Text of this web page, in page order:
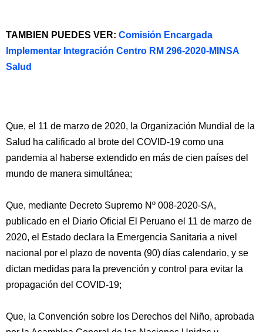
TAMBIEN PUEDES VER: Comisión Encargada
Implementar Integración Centro RM 296-2020-MINSA
Salud
Que, el 11 de marzo de 2020, la Organización Mundial de la
Salud ha calificado al brote del COVID-19 como una
pandemia al haberse extendido en más de cien países del
mundo de manera simultánea;
Que, mediante Decreto Supremo Nº 008-2020-SA,
publicado en el Diario Oficial El Peruano el 11 de marzo de
2020, el Estado declara la Emergencia Sanitaria a nivel
nacional por el plazo de noventa (90) días calendario, y se
dictan medidas para la prevención y control para evitar la
propagación del COVID-19;
Que, la Convención sobre los Derechos del Niño, aprobada